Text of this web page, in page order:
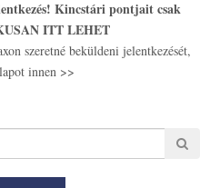
Kincstári pontjait csak
ITT LEHET
szeretné beküldeni jelentkezését,
innen >>